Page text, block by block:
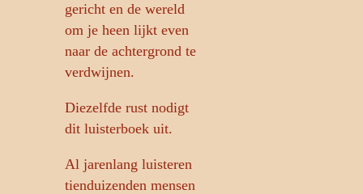
gericht en de wereld
om je heen lijkt even
naar de achtergrond te
verdwijnen.
Diezelfde rust nodigt
dit luisterboek uit.
Al jarenlang luisteren
tienduizenden mensen